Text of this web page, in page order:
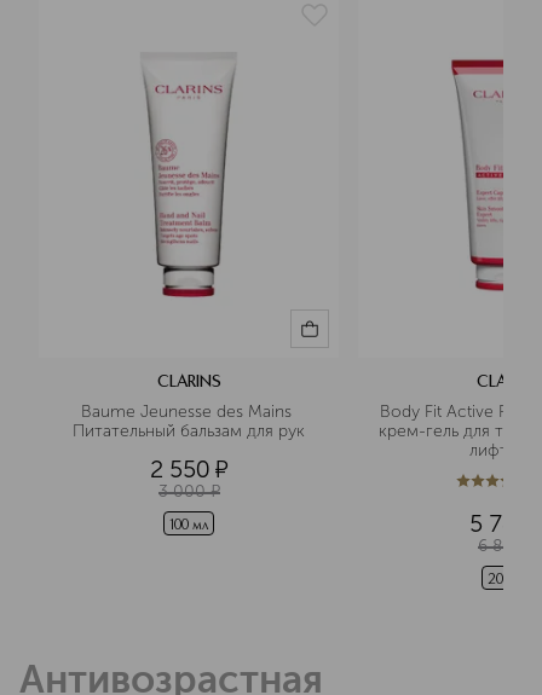
CLARINS
Baume Jeunesse des Mains
Питательный бальзам для рук
2 550 ¤
3 000 ¤
100 мл
CLARINS
Body Fit Active
крем-гель для
5из 577
5 780
6 800
200 мл
Антивозрастная